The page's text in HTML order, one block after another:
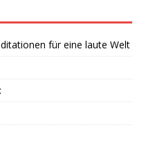
für eine laute Welt